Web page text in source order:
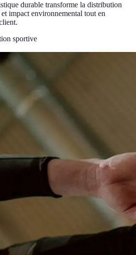
durable transforme la distribution
impact environnemental tout en
sportive